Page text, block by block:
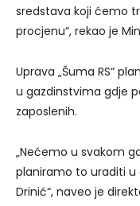
sredstava koji ćemo
procjenu“, rekao je
Uprava „Šuma RS“
u gazdinstvima gdje
zaposlenih.
„Nećemo u svakom
planiramo to uraditi u
Drinić“, naveo je